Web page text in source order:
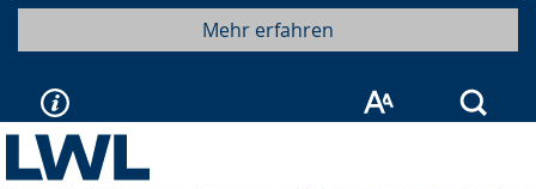
Mehr erfahren